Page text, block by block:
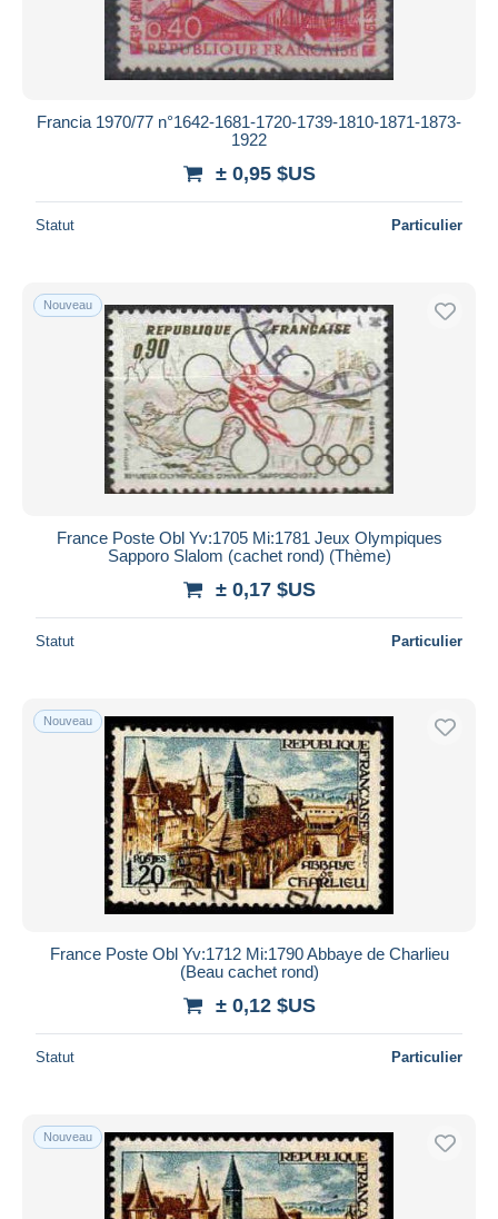
Francia 1970/77 n°1642-1681-1720-1739-1810-1871-1873-
1922
± 0,95 $US
Statut Particulier
Nouveau
France Poste Obl Yv:1705 Mi:1781 Jeux Olympiques
Sapporo Slalom (cachet rond) (Thème)
± 0,17 $US
Statut Particulier
Nouveau
France Poste Obl Yv:1712 Mi:1790 Abbaye de Charlieu
(Beau cachet rond)
± 0,12 $US
Statut Particulier
Nouveau